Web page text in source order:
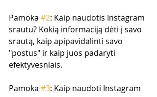
Pamoka #2: Kaip naudotis Instagram
srautu? Kokią informaciją dėti į savo
srautą, kaip apipavidalinti savo
"postus" ir kaip juos padaryti
efektyvesniais.
Pamoka #3: Kaip naudoti Instagram